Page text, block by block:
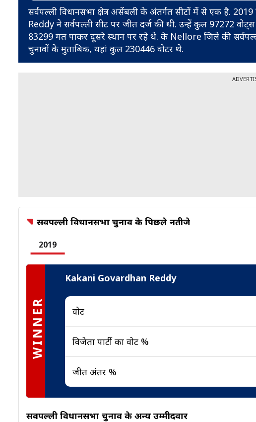
सर्वपल्ली विधानसभा क्षेत्र असेंबली के अंतर्गत सीटों में से एक है.
Reddy ने सर्वपल्ली सीट पर जीत दर्ज की थी. उन्हें कुल 97272
83299 मत पाकर दूसरे स्थान पर रहे थे. के Nellore जिले की
चुनावों के मुताबिक, यहां कुल 230446 वोटर थे.
सर्वपल्ली विधानसभा चुनाव के पिछले नतीजे
2019
WINNER
Kakani Govardhan Reddy
वोट
विजेता पार्टी का वोट %
जीत अंतर %
सर्वपल्ली विधानसभा चुनाव के अन्य उम्मीदवार